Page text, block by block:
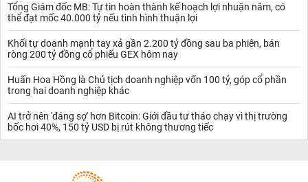
Tổng Giám đốc MB: Tự tin hoàn thành kế hoạch lợi nhuận năm, có
thể đạt mốc 40.000 tỷ nếu tình hình thuận lợi
Khối tự doanh mạnh tay xả gần 2.200 tỷ đồng sau ba phiên, bán
ròng 200 tỷ đồng cổ phiếu GEX hôm nay
Huấn Hoa Hồng là Chủ tịch doanh nghiệp vốn 100 tỷ, góp cổ phần
trong hai doanh nghiệp khác
AI trở nên 'đáng sợ' hơn Bitcoin: Giới đầu tư tháo chạy vì thị trường
bốc hơi 40%, 150 tỷ USD bị rút không thương tiếc